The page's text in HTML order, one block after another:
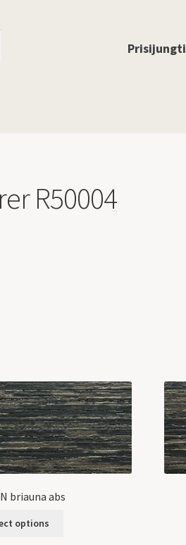
Prisijungti
R50004
briauna abs
options